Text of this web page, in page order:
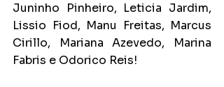
Juninho Pinheiro, Leticia Jardim,
Lissio Fiod, Manu Freitas, Marcus
Cirillo, Mariana Azevedo, Marina
Fabris e Odorico Reis!